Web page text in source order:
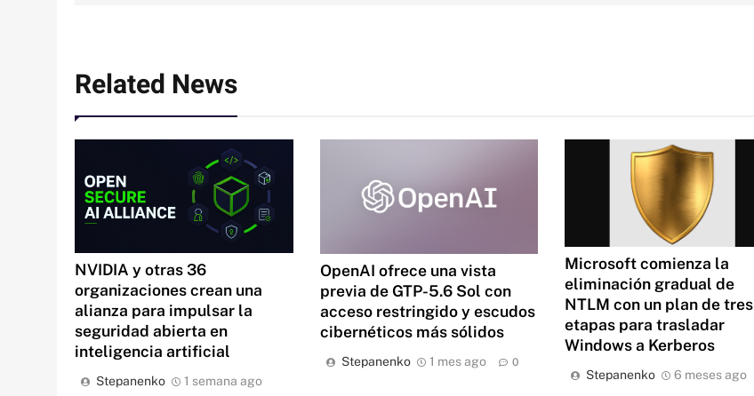
Related News
NVIDIA y otras 36
organizaciones crean una
alianza para impulsar la
seguridad abierta en
inteligencia artificial
Stepanenko 1 semana ago
OpenAI ofrece una vista
previa de GTP-5.6 Sol con
acceso restringido y escudos
cibernéticos más sólidos
Stepanenko 1 mes ago 0
Microsoft comienza la
eliminación gradual de
NTLM con un plan de tres
etapas para trasladar
Windows a Kerberos
Stepanenko 6 meses ago